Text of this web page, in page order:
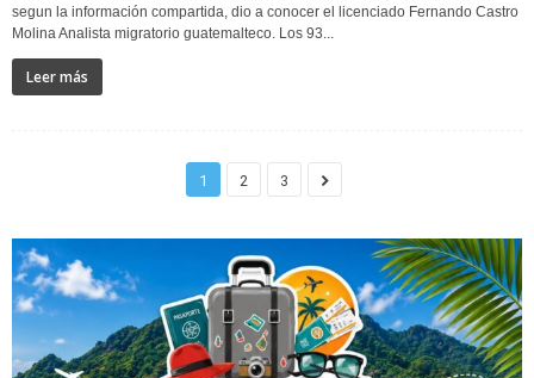
segun la información compartida, dio a conocer el licenciado Fernando Castro
Molina Analista migratorio guatemalteco. Los 93...
Leer más
1 2 3